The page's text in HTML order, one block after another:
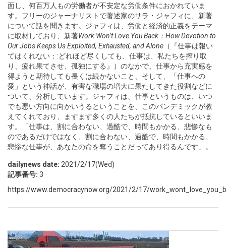
面し、何百万人もの労働者が不安定な労働条件におかれていま
す。フリーのジャーナリストで著述家のサラ・ジャフィに、新著
について話を聞きます。ジャフィは、労働と経済的正義をテーマ
に取材しており、新著Work Won’t Love You Back：How Devotion to
Our Jobs Keeps Us Exploited, Exhausted, and Alone （『仕事は報い
てはくれない：:どれほど尽くしても、仕事は、私たちを搾り取
り、疲れ果てさせ、孤独にする』）のなかで、仕事から充実感を
得ようと期待しても長くは続かないこと、そして、「仕事への
愛」という神話が、有害な職場の増大に果たしてきた役割などに
ついて、分析しています。ジャフィは、仕事というものは、いつ
でも悪い方向に向かいうるということを、このパンデミックが教
えてくれており、ますます多くの人たちが抵抗しているといいま
す。「仕事は、割に合わない、過酷で、時間もかかる、悲惨なも
のであるだけではなく、割に合わない、過酷で、時間もかかる、
悲惨な仕事が、あなたの命を奪うことだってあり得るんです」。
dailynews date: 2021/2/17(Wed)
記事番号: 3
https://www.democracynow.org/2021/2/17/